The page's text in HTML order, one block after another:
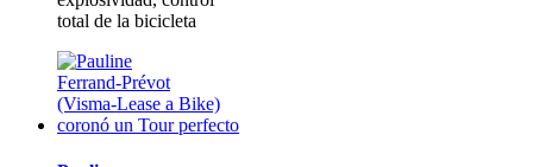
total de la bicicleta